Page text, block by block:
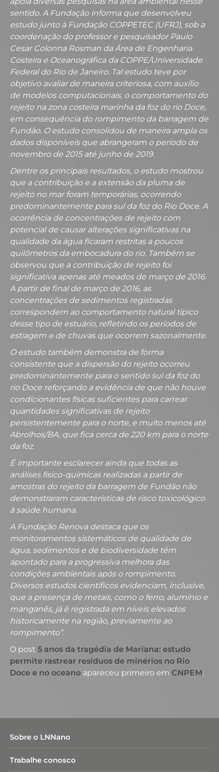
sentido. A Fundação informa que desenvolveu
estudo junto à Fundação COPPETEC (UFRJ), sob a
coordenação do professor e pesquisador Paulo
Cesar Colonna Rosman da Área de Engenharia
Costeira e Oceanográfica da COPPE/Universidade
Federal do Rio de Janeiro. Tal estudo teve por
objetivo avaliar de maneira criteriosa, com auxílio
de modelos computacionais, o comportamento do
rejeito na zona costeira marinha da foz do rio Doce,
em consequência do rompimento da barragem de
Fundão. O estudo consolidou de maneira ampla os
dados disponíveis que abrangeram o período de
novembro de 2015 até junho de 2019.
Dentre os principais resultados, o estudo mostrou
que a contribuição e a extensão da pluma de
rejeito no mar foram temporárias, ocorrendo
predominantemente para sul da foz do Rio Doce. A
ocorrência de concentrações de rejeito com
potencial de causar alterações significativas na
qualidade da água ficaram restritas a poucos
quilômetros da embocadura do rio. Também se
observou que a contribuição de rejeito foi
significativa apenas até meados de março de 2016.
A partir de final de março de 2016, as
concentrações de sedimentos registradas
correspondem ao comportamento natural típico
desse tipo de estuário, refletindo os períodos de
estiagem e de chuvas que ocorrem sazonalmente.
O estudo também demonstra de forma
consistente que a dispersão do rejeito ocorreu
predominantemente para o sentido sul da foz do
rio Doce reforçando a evidência de que não houve
condicionantes físicas suficientes para carrear
quantidades significativas de rejeito
persistentemente para o norte, e muito menos até
Abrolhos/BA, que fica cerca de 220 km para o norte
da foz.
É importante esclarecer ainda que todas as
análises físico-químicas realizadas a partir de
amostras do rejeito da barragem de Fundão não
demonstraram características de risco toxicológico
à saúde humana.
A Fundação Renova destaca que os
monitoramentos sistemáticos de qualidade de
água, sedimentos e de biodiversidade têm
apontado para a progressiva melhora das
condições ambientais após o rompimento.
Diversos estudos científicos evidenciam, inclusive,
que a presença de metais, como o ferro, alumínio e
manganês, já é registrada em níveis elevados
historicamente na região, previamente ao
rompimento”.
O post 5 anos da tragédia de Mariana: estudo
permite rastrear resíduos de minérios no Rio
Doce e no oceano apareceu primeiro em CNPEM.
Sobre o LNNano
Trabalhe conosco